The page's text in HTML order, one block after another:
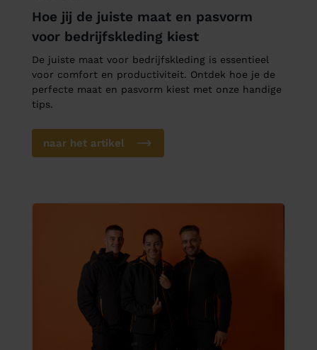
Hoe jij de juiste maat en pasvorm
voor bedrijfskleding kiest
De juiste maat voor bedrijfskleding is essentieel
voor comfort en productiviteit. Ontdek hoe je de
perfecte maat en pasvorm kiest met onze handige
tips.
naar het artikel